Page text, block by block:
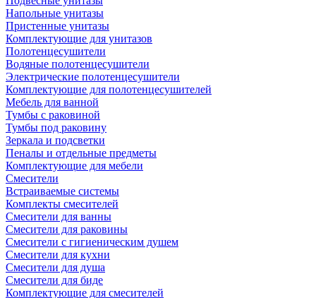
Напольные унитазы
Пристенные унитазы
Комплектующие для унитазов
Полотенцесушители
Водяные полотенцесушители
Электрические полотенцесушители
Комплектующие для полотенцесушителей
Мебель для ванной
Тумбы с раковиной
Тумбы под раковину
Зеркала и подсветки
Пеналы и отдельные предметы
Комплектующие для мебели
Смесители
Встраиваемые системы
Комплекты смесителей
Смесители для ванны
Смесители для раковины
Смесители с гигиеническим душем
Смесители для кухни
Смесители для душа
Смесители для биде
Комплектующие для смесителей